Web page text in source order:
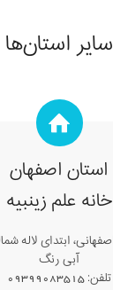
سایر استان‌ها
استان اصفهان
خانه علم زینبیه
آبی رنگ
تلفن: 09399083515